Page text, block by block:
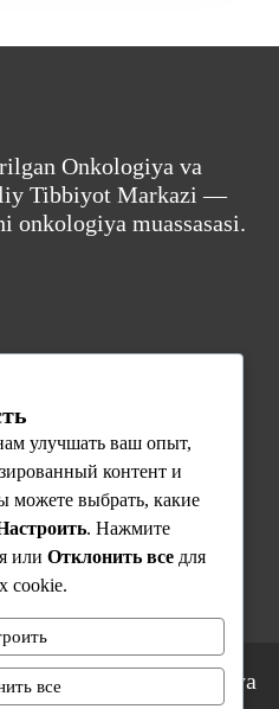
Onkologiya va
Tibbiyot Markazi —
onkologiya muassasasi.
tumani
— 16:00
olish
Onkologiya
улучшать ваш опыт,
контент и
можете выбрать, какие
. Нажмите
или Отклонить все для
cookie.
все